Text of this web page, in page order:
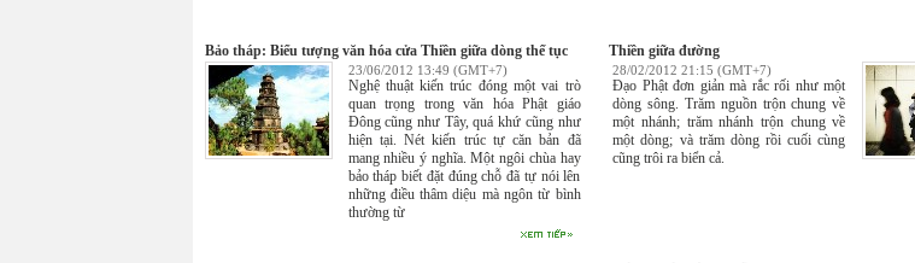
Bảo tháp: Biểu tượng văn hóa cửa Thiền giữa dòng thế tục
23/06/2012 13:49 (GMT+7)
Nghệ thuật kiến trúc đóng một vai trò
quan trọng trong văn hóa Phật giáo
Đông cũng như Tây, quá khứ cũng như
hiện tại. Nét kiến trúc tự căn bản đã
mang nhiều ý nghĩa. Một ngôi chùa hay
bảo tháp biết đặt đúng chỗ đã tự nói lên
những điều thâm diệu mà ngôn từ bình
thường từ
Thiền giữa đường
28/02/2012 21:15 (GMT+7)
Đạo Phật đơn giản mà rắc rối như một
dòng sông. Trăm nguồn trộn chung về
một nhánh; trăm nhánh trộn chung về
một dòng; và trăm dòng rồi cuối cùng
cũng trôi ra biển cả.